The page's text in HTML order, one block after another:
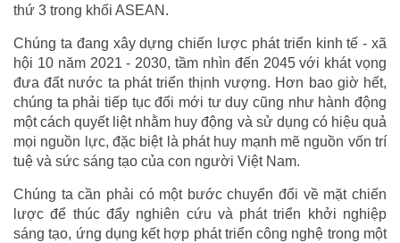
thứ 3 trong khối ASEAN.
Chúng ta đang xây dựng chiến lược phát triển kinh tế - xã
hội 10 năm 2021 - 2030, tầm nhìn đến 2045 với khát vọng
đưa đất nước ta phát triển thịnh vượng. Hơn bao giờ hết,
chúng ta phải tiếp tục đổi mới tư duy cũng như hành động
một cách quyết liệt nhằm huy động và sử dụng có hiệu quả
mọi nguồn lực, đặc biệt là phát huy mạnh mẽ nguồn vốn trí
tuệ và sức sáng tạo của con người Việt Nam.
Chúng ta cần phải có một bước chuyển đổi về mặt chiến
lược để thúc đẩy nghiên cứu và phát triển khởi nghiệp
sáng tạo, ứng dụng kết hợp phát triển công nghệ trong một